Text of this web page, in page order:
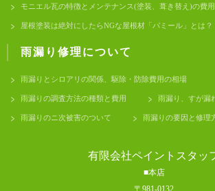
モニエル瓦の特徴とメンテナンス(塗装、葺き替え)の費用
屋根塗装は絶対にしたらNGな屋根材「パミール」とは？
雨漏り修理について
雨漏りとシロアリの関係、駆除・防除費用の相場
雨漏りの調査方法の種類と費用 雨漏り、すが漏
雨漏りのニ次被害のついて 雨漏りの要因と修理
有限会社ペイントスタッ
■本店